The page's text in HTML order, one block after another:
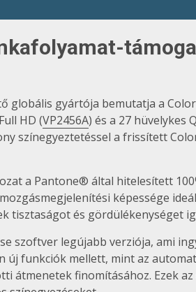
globális gyártója bemutatja a
HD (VP2456A) és a 27 hüvelykes
színegyeztetéssel a frissített
a Pantone® által hitelesített
képessége
tisztaságot és gördülékenységet
szoftver legújabb verziója, ami
új funkciók mellett, mint az
átmenetek finomításához. Ezek